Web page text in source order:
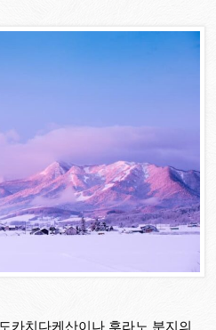
카치다케산이나 후라노 분지의